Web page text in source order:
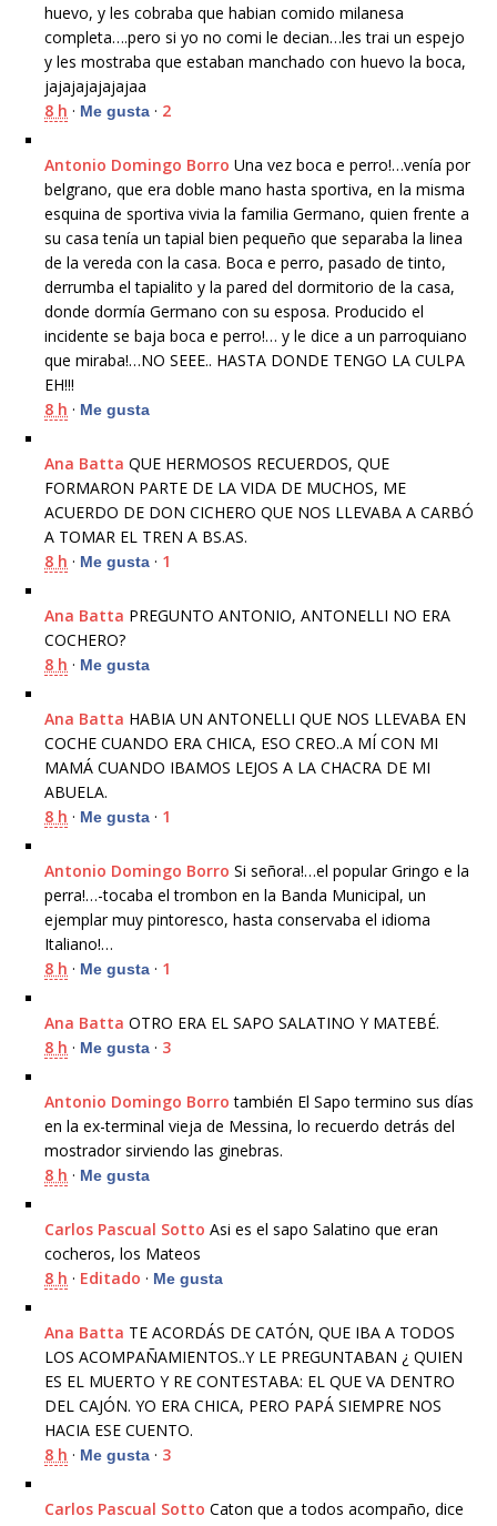
huevo, y les cobraba que habian comido milanesa
completa….pero si yo no comi le decian…les trai un espejo
y les mostraba que estaban manchado con huevo la boca,
jajajajajajajaa
8 h · Me gusta · 2
Antonio Domingo Borro Una vez boca e perro!…venía por
belgrano, que era doble mano hasta sportiva, en la misma
esquina de sportiva vivia la familia Germano, quien frente a
su casa tenía un tapial bien pequeño que separaba la linea
de la vereda con la casa. Boca e perro, pasado de tinto,
derrumba el tapialito y la pared del dormitorio de la casa,
donde dormía Germano con su esposa. Producido el
incidente se baja boca e perro!… y le dice a un parroquiano
que miraba!…NO SEEE.. HASTA DONDE TENGO LA CULPA
EH!!!
8 h · Me gusta
Ana Batta QUE HERMOSOS RECUERDOS, QUE
FORMARON PARTE DE LA VIDA DE MUCHOS, ME
ACUERDO DE DON CICHERO QUE NOS LLEVABA A CARBÓ
A TOMAR EL TREN A BS.AS.
8 h · Me gusta · 1
Ana Batta PREGUNTO ANTONIO, ANTONELLI NO ERA
COCHERO?
8 h · Me gusta
Ana Batta HABIA UN ANTONELLI QUE NOS LLEVABA EN
COCHE CUANDO ERA CHICA, ESO CREO..A MÍ CON MI
MAMÁ CUANDO IBAMOS LEJOS A LA CHACRA DE MI
ABUELA.
8 h · Me gusta · 1
Antonio Domingo Borro Si señora!…el popular Gringo e la
perra!…-tocaba el trombon en la Banda Municipal, un
ejemplar muy pintoresco, hasta conservaba el idioma
Italiano!…
8 h · Me gusta · 1
Ana Batta OTRO ERA EL SAPO SALATINO Y MATEBÉ.
8 h · Me gusta · 3
Antonio Domingo Borro también El Sapo termino sus días
en la ex-terminal vieja de Messina, lo recuerdo detrás del
mostrador sirviendo las ginebras.
8 h · Me gusta
Carlos Pascual Sotto Asi es el sapo Salatino que eran
cocheros, los Mateos
8 h · Editado · Me gusta
Ana Batta TE ACORDÁS DE CATÓN, QUE IBA A TODOS
LOS ACOMPAÑAMIENTOS..Y LE PREGUNTABAN ¿ QUIEN
ES EL MUERTO Y RE CONTESTABA: EL QUE VA DENTRO
DEL CAJÓN. YO ERA CHICA, PERO PAPÁ SIEMPRE NOS
HACIA ESE CUENTO.
8 h · Me gusta · 3
Carlos Pascual Sotto Caton que a todos acompaño, dice